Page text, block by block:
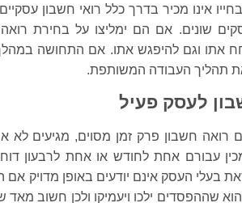
אינו מכיר בדרך כלל רואי חשבון
שונים. אם הם ימליצו על בחירת
אתו וגם להיפגש אתו. אם התחושה
תהליך העבודה המשותפת.
לעסק פעיל
רואה חשבון פרק זמן מסוים, מגיעים
עבורם אחת לחודש או אחת לרבעון
בעלי העסק אינם יודעים באופן מדויק
שההפסדים ילכו ויעמיקו ולכן חשוב